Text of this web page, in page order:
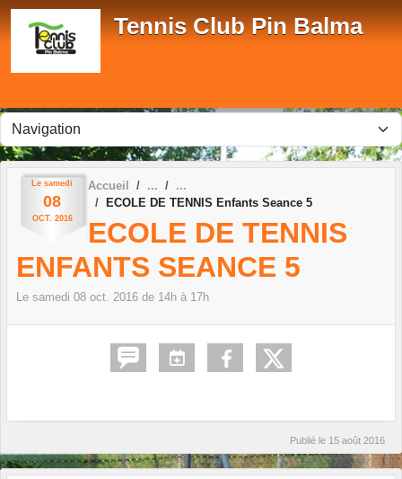
Tennis Club Pin Balma
Le samedi
08
OCT. 2016
Accueil
ECOLE DE TENNIS Enfants Seance 5
ECOLE DE TENNIS
ENFANTS SEANCE 5
Le samedi 08 oct. 2016 de 14h à 17h
Publié le 15 août 2016
Panneau de gestion des cookies